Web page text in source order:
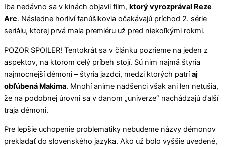
Iba nedávno sa v kinách objavil film, ktorý vyrozprával Reze
Arc. Následne horliví fanúšikovia očakávajú príchod 2. série
seriálu, ktorej prvá mala premiéru už pred niekoľkými rokmi.
POZOR SPOILER! Tentokrát sa v článku pozrieme na jeden z
aspektov, na ktorom celý príbeh stojí. Sú nim najmä štyria
najmocnejší démoni – štyria jazdci, medzi ktorých patríaj
obľúbená Makima. Mnohí anime nadšenci však ani len netušia,
že na podobnej úrovni sa v danom „univerze“ nachádzajú ďalší
traja démoni.
Pre lepšie uchopenie problematiky nebudeme názvy démonov
prekladať do slovenského jazyka. Ako už bolo vyššie uvedené,